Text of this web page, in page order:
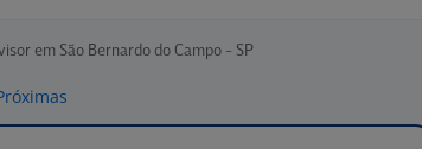
em São Bernardo do Campo - SP